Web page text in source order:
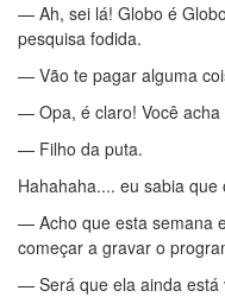
— Ah, sei lá! Globo é
pesquisa fodida.
— Vão te pagar alguma
— Opa, é claro! Você
— Filho da puta.
Hahahaha.... eu sabia
— Acho que esta semana
começar a gravar o
— Será que ela ainda está